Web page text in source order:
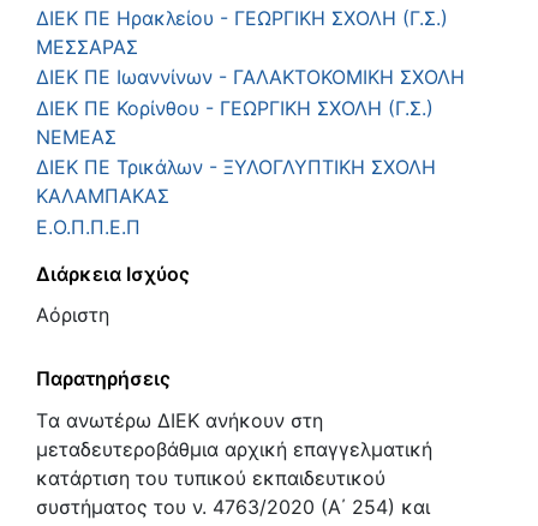
ΔΙΕΚ ΠΕ Ηρακλείου - ΓΕΩΡΓΙΚΗ ΣΧΟΛΗ (Γ.Σ.)
ΜΕΣΣΑΡΑΣ
ΔΙΕΚ ΠΕ Ιωαννίνων - ΓΑΛΑΚΤΟΚΟΜΙΚΗ ΣΧΟΛΗ
ΔΙΕΚ ΠΕ Κορίνθου - ΓΕΩΡΓΙΚΗ ΣΧΟΛΗ (Γ.Σ.)
ΝΕΜΕΑΣ
ΔΙΕΚ ΠΕ Τρικάλων - ΞΥΛΟΓΛΥΠΤΙΚΗ ΣΧΟΛΗ
ΚΑΛΑΜΠΑΚΑΣ
Ε.Ο.Π.Π.Ε.Π
Διάρκεια Ισχύος
Αόριστη
Παρατηρήσεις
Tα ανωτέρω ΔΙΕΚ ανήκουν στη
μεταδευτεροβάθμια αρχική επαγγελματική
κατάρτιση του τυπικού εκπαιδευτικού
συστήματος του ν. 4763/2020 (Α΄ 254) και